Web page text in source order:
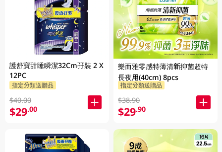
護舒寶甜睡瞬潔32Cm孖裝 2 X
12PC
指定分類送贈品
$40.00
$29.00
樂而雅零感特薄清新抑菌超特
長夜用(40cm) 8pcs
指定分類送贈品
$38.90
$29.90